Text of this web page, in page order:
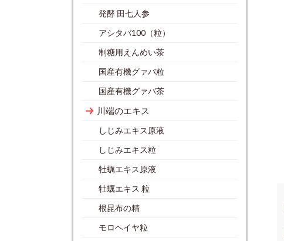
発酵 田七人参
アシタバ100（粒）
制糖用えんめい茶
国産有機グァバ粒
国産有機グァバ茶
川端のエキス
しじみエキス原液
しじみエキス粒
牡蠣エキス原液
牡蠣エキス 粒
根昆布の精
モロヘイヤ粒